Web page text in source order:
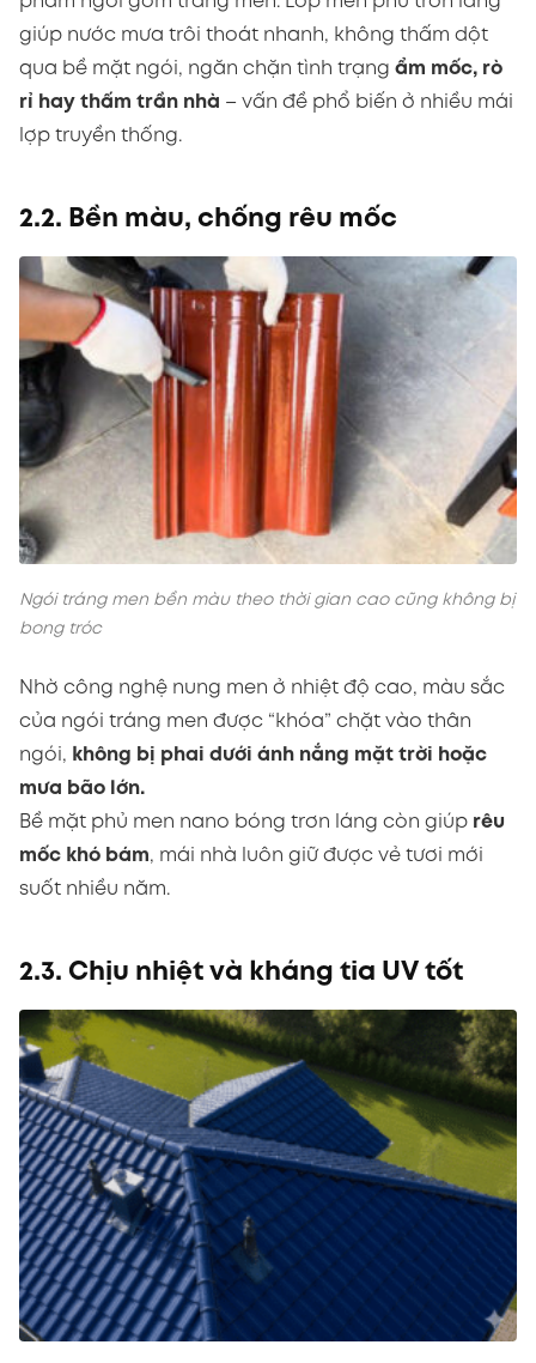
giúp nước mưa trôi thoát nhanh, không thấm dột
qua bề mặt ngói, ngăn chặn tình trạng ẩm mốc, rò
rỉ hay thấm trần nhà – vấn đề phổ biến ở nhiều mái
lợp truyền thống.
2.2. Bền màu, chống rêu mốc
Ngói tráng men bền màu theo thời gian cao cũng không bị
bong tróc
Nhờ công nghệ nung men ở nhiệt độ cao, màu sắc
của ngói tráng men được “khóa” chặt vào thân
ngói, không bị phai dưới ánh nắng mặt trời hoặc
mưa bão lớn.
Bề mặt phủ men nano bóng trơn láng còn giúp rêu
mốc khó bám, mái nhà luôn giữ được vẻ tươi mới
suốt nhiều năm.
2.3. Chịu nhiệt và kháng tia UV tốt